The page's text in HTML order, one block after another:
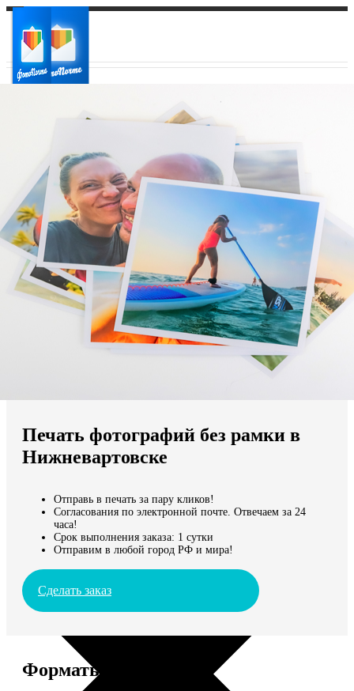
Ваш регион доставки
Выберите из списка:
Мы доставляем по всему миру
Продолжить без города
Печать фотографий без рамки в
Нижневартовске
Отправь в печать за пару кликов!
Согласования по электронной почте. Отвечаем за 24
часа!
Срок выполнения заказа: 1 сутки
Отправим в любой город РФ и мира!
Сделать заказ
Форматы и цены